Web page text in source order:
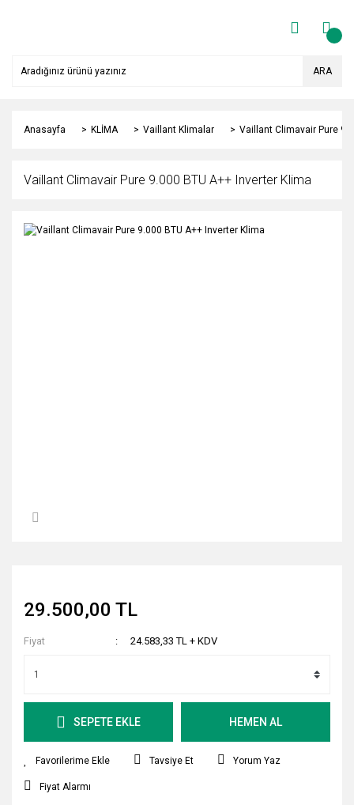
ARA
Anasayfa KLİMA Vaillant Klimalar Vaillant Climavair Pure
Vaillant Climavair Pure 9.000 BTU A++ Inverter Klima
29.500,00 TL
Fiyat 24.583,33 TL + KDV
SEPETE EKLE HEMEN AL
Tavsiye Et Yorum Yaz
Fiyat Alarmı